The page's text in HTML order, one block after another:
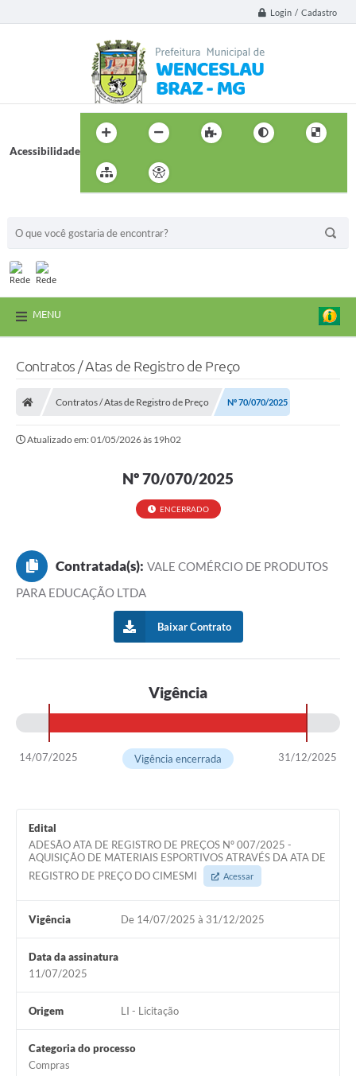
Login / Cadastro
Acessibilidade
MENU
Contratos / Atas de Registro de Preço
Contratos / Atas de Registro de Preço Nº 70/070/2025
Atualizado em: 01/05/2026 às 19h02
Nº 70/070/2025
ENCERRADO
Contratada(s): VALE COMÉRCIO DE PRODUTOS
PARA EDUCAÇÃO LTDA
Baixar Contrato
Vigência
14/07/2025 31/12/2025
Vigência encerrada
Edital
ADESÃO ATA DE REGISTRO DE PREÇOS Nº 007/2025 -
AQUISIÇÃO DE MATERIAIS ESPORTIVOS ATRAVÉS DA ATA DE
REGISTRO DE PREÇO DO CIMESMI
Acessar
Vigência De 14/07/2025 à 31/12/2025
Data da assinatura
11/07/2025
Origem LI - Licitação
Categoria do processo
Compras